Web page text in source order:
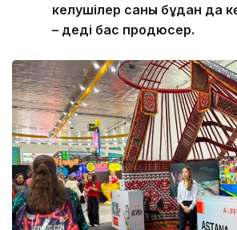
келушілер саны бұдан да
– деді бас продюсер.